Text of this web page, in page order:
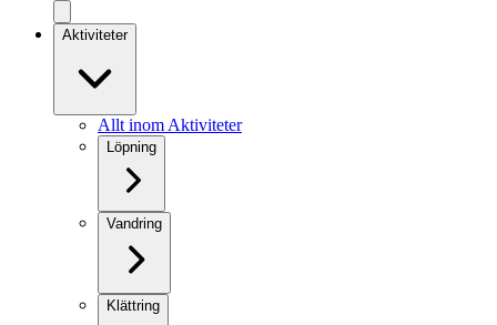
Aktiviteter
Allt inom Aktiviteter
Löpning
Vandring
Klättring